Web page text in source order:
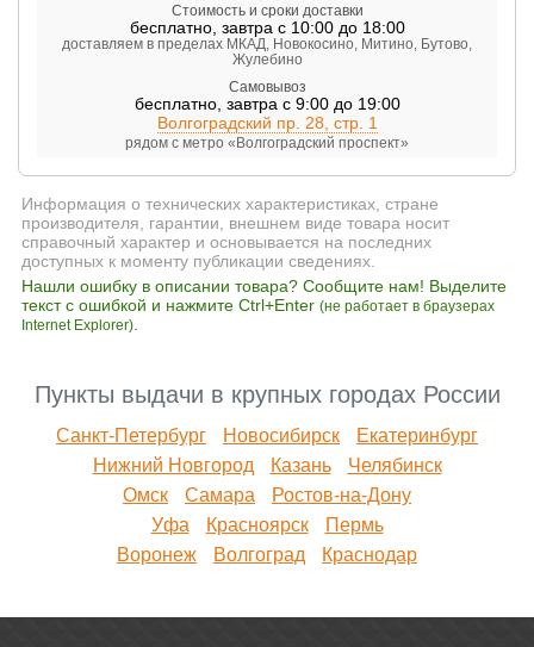
Стоимость и сроки доставки
бесплатно, завтра с 10:00 до 18:00
доставляем в пределах МКАД, Новокосино, Митино, Бутово,
Жулебино
Самовывоз
бесплатно, завтра с 9:00 до 19:00
Волгоградский пр. 28, стр. 1
рядом с метро «Волгоградский проспект»
Информация о технических характеристиках, стране
производителя, гарантии, внешнем виде товара носит
справочный характер и основывается на последних
доступных к моменту публикации сведениях.
Нашли ошибку в описании товара? Сообщите нам! Выделите
текст с ошибкой и нажмите Ctrl+Enter (не работает в браузерах
Internet Explorer)
Пункты выдачи в крупных городах России
Санкт-Петербург Новосибирск
Екатеринбург
Нижний Новгород
Казань
Челябинск
Омск
Самара
Ростов-на-Дону
Уфа
Красноярск
Пермь
Воронеж
Волгоград Краснодар